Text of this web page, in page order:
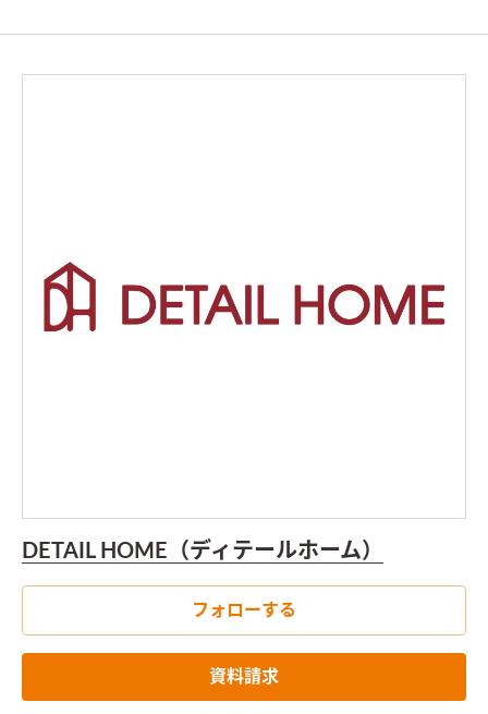
DETAIL HOME（ディテールホーム）
フォローする
資料請求